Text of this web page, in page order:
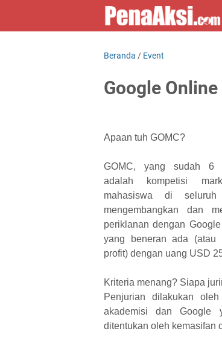
Beranda / Event
Google
Apaan tuh GOMC?
GOMC, yang sudah 6
adalah kompetisi
mahasiswa di
mengembangkan dan
periklanan dengan
yang beneran ada (atau
profit) dengan uang USD
Kriteria menang? Siapa
Penjurian dilakukan
akademisi dan Google
ditentukan oleh kemasifan